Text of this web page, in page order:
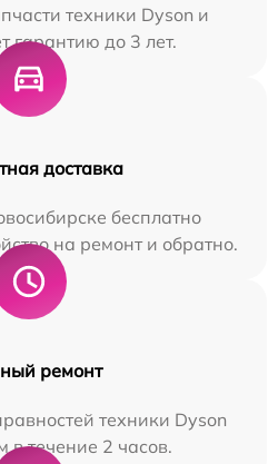
техники Dyson и
гарантию до 3 лет.
доставка
бесплатно
на ремонт и обратно.
ремонт
техники Dyson
в течение 2 часов.